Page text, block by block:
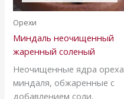
Орехи
Миндаль неочищенный
жаренный соленый
Неочищенные ядра ореха
миндаля, обжаренные с
добавлением соли.